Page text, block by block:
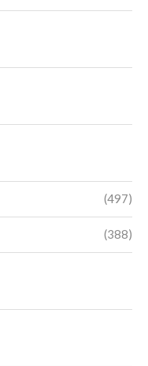
(497)
(388)